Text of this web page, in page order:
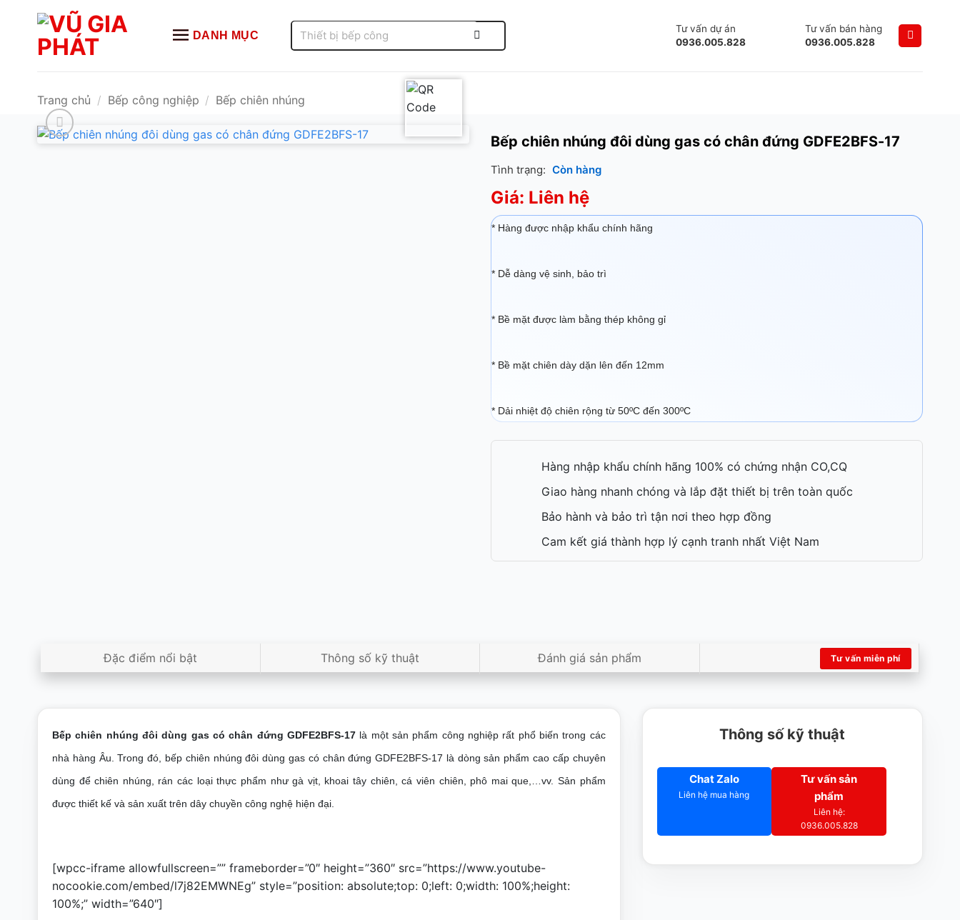
DANH MỤC
kiếm:
Tư vấn dự án
0936.005.828
Tư vấn bán hàng
0936.005.828
Trang chủ / Bếp công nghiệp / Bếp chiên nhúng
Bếp chiên nhúng đôi dùng gas có chân đứng GDFE2BFS-17
Tình trạng: Còn hàng
Giá: Liên hệ
* Hàng được nhập khẩu chính hãng
* Dễ dàng vệ sinh, bảo trì
* Bề mặt được làm bằng thép không gỉ
* Bề mặt chiên dày dặn lên đến 12mm
* Dải nhiệt độ chiên rộng từ 50ºC đến 300ºC
Hàng nhập khẩu chính hãng 100% có chứng nhận CO,CQ
Giao hàng nhanh chóng và lắp đặt thiết bị trên toàn quốc
Bảo hành và bảo trì tận nơi theo hợp đồng
Cam kết giá thành hợp lý cạnh tranh nhất Việt Nam
Đặc điểm nổi bật Thông số kỹ thuật Đánh giá sản phẩm Tư vấn miễn phí
Bếp chiên nhúng đôi dùng gas có chân đứng GDFE2BFS-17​ là một sản phẩm công nghiệp rất phổ biến trong các
nhà hàng Âu. Trong đó, bếp chiên nhúng đôi dùng gas có chân đứng GDFE2BFS-17 là dòng sản phẩm cao cấp chuyên
dùng để chiên nhúng, rán các loại thực phẩm như gà vịt, khoai tây chiên, cá viên chiên, phô mai que,…vv. Sản phẩm
được thiết kế và sản xuất trên dây chuyền công nghệ hiện đại.
[wpcc-iframe allowfullscreen=”” frameborder=”0″ height=”360″ src=”https://www.youtube-
nocookie.com/embed/l7j82EMWNEg” style=”position: absolute;top: 0;left: 0;width: 100%;height:
100%;” width=”640″]
Thông số kỹ thuật
Chat Zalo
Liên hệ mua hàng
Tư vấn sản
phẩm
Liên hệ:
0936.005.828